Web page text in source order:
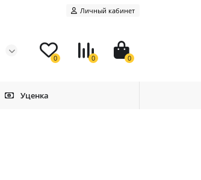
Личный кабинет
0 0 0
Уценка